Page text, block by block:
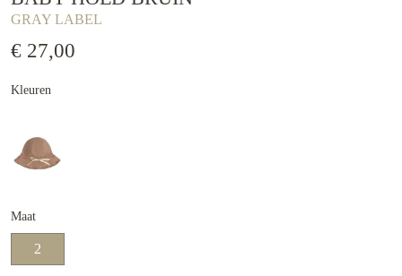
GRAY LABEL
€ 27,00
Kleuren
Maat
2